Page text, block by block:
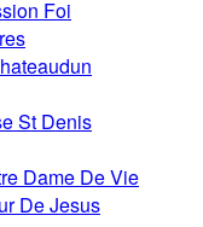
Foi
St Denis
Dame De Vie
De Jesus